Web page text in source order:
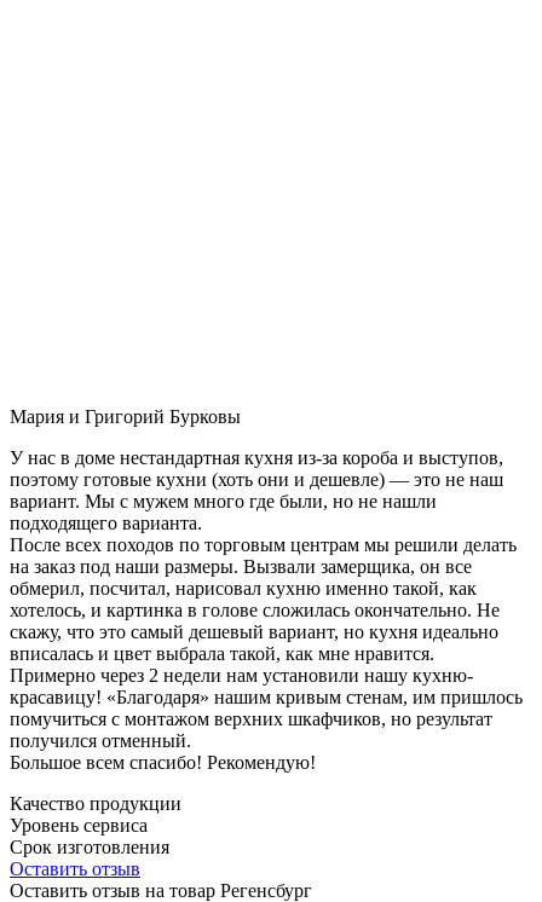
Мария и Григорий Бурковы
У нас в доме нестандартная кухня из-за короба и выступов,
поэтому готовые кухни (хоть они и дешевле) — это не наш
вариант. Мы с мужем много где были, но не нашли
подходящего варианта.
После всех походов по торговым центрам мы решили делать
на заказ под наши размеры. Вызвали замерщика, он все
обмерил, посчитал, нарисовал кухню именно такой, как
хотелось, и картинка в голове сложилась окончательно. Не
скажу, что это самый дешевый вариант, но кухня идеально
вписалась и цвет выбрала такой, как мне нравится.
Примерно через 2 недели нам установили нашу кухню-
красавицу! «Благодаря» нашим кривым стенам, им пришлось
помучиться с монтажом верхних шкафчиков, но результат
получился отменный.
Большое всем спасибо! Рекомендую!
Качество продукции
Уровень сервиса
Срок изготовления
Оставить отзыв
Оставить отзыв на товар Регенсбург